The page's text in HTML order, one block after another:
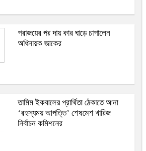
পরাজয়ের পর দায় কার ঘাড়ে চাপালেন
অধিনায়ক জাকের
তামিম ইকবালের প্রার্থিতা ঠেকাতে আনা
‘রহস্যময় আপত্তি’ শেষমেশ খারিজ
নির্বাচন কমিশনের